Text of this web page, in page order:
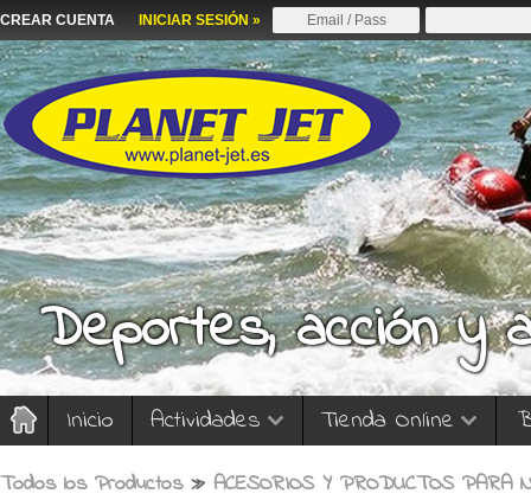
CREAR CUENTA INICIAR SESIÓN »
Deportes, acción y
Inicio Actividades Tienda Online
Todos los Productos » ACESORIOS Y PRODUCTOS PARA